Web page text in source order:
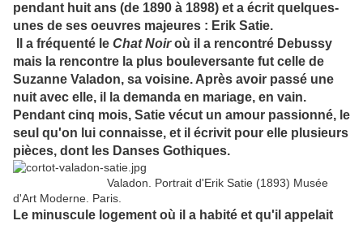
pendant huit ans (de 1890 à 1898) et a écrit quelques-
unes de ses oeuvres majeures : Erik Satie.
a fréquenté le Chat Noiroù il a rencontré Debussy
mais la rencontre la plus bouleversante fut celle de
Suzanne Valadon, sa voisine. Après avoir passé une
nuit avec elle, il la demanda en mariage, en vain.
Pendant cinq mois, Satie vécut un amour passionné, le
seul qu'on lui connaisse, et il écrivit pour elle plusieurs
pièces, dont les Danses Gothiques.
Valadon. Portrait d'Erik Satie (1893) Musée
d'Art Moderne. Paris.
Le minuscule logement où il a habité et qu'il appelait